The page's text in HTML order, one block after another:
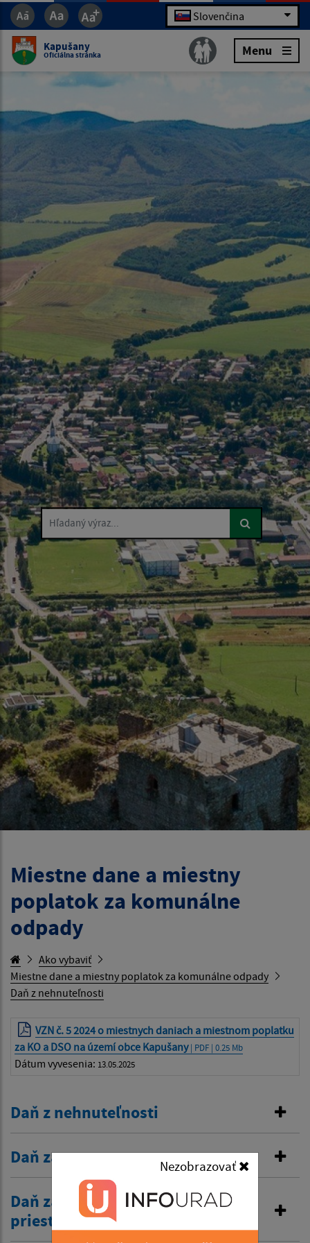
Nezobrazovať
Slovenčina
Kapušany
Oficiálna stránka Menu
Hľadaný výraz...
Miestne dane a miestny
poplatok za komunálne
odpady
Ako vybaviť
Miestne dane a miestny poplatok za komunálne odpady
Daň z nehnuteľnosti
VZN č. 5 2024 o miestnych daniach a miestnom poplatku
za KO a DSO na území obce Kapušany| PDF | 0.25 Mb
Dátum vyvesenia: 13.05.2025
Daň z nehnuteľnosti
Daň za psa
Daň za užívanie verejného
priestranstva